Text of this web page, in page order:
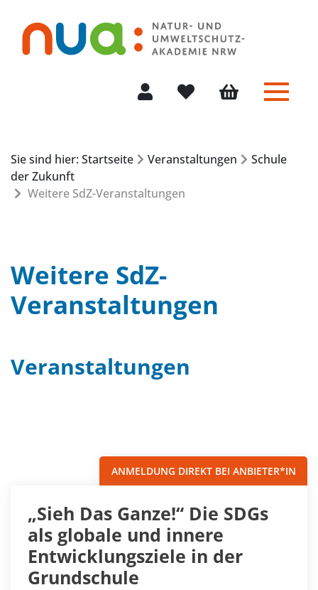
Menü
Sie sind hier: Startseite Veranstaltungen
Schule
der Zukunft
Weitere SdZ-Veranstaltungen
Weitere SdZ-
Veranstaltungen
Veranstaltungen
ANMELDUNG DIREKT BEI ANBIETER*IN
„Sieh Das Ganze!“ Die SDGs
als globale und innere
Entwicklungsziele in der
Grundschule